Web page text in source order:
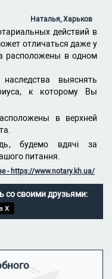
Наталья, Харьков
действий в
отличаться даже у
расположены в одном
выяснять
к которому Вы
в верхней
будемо вдячі за
питання.
- https://www.notary.kh.ua/
со своими друзьями:
X